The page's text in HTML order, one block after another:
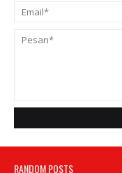
RANDOM POSTS